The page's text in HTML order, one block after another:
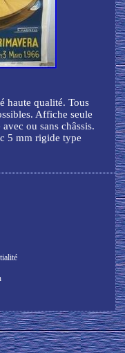
haute qualité. Tous
Affiche seule
ou sans châssis.
5 mm rigide type